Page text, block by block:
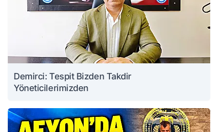
Demirci: Tespit Bizden Takdir
Yöneticilerimizden